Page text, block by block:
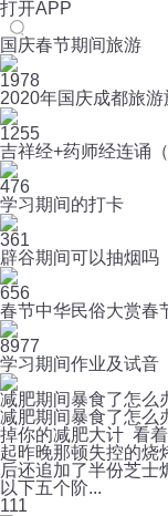
打开APP
国庆春节期间旅游
1978
2020年国庆成都旅游
1255
吉祥经+药师经连诵（
476
学习期间的打卡
361
辟谷期间可以抽烟吗
656
春节中华民俗大赏春
8977
学习期间作业及试音
减肥期间暴食了怎么
减肥期间暴食了怎么
掉你的减肥大计 看
起昨晚那顿失控的
后还追加了半份芝士
以下五个阶...
111